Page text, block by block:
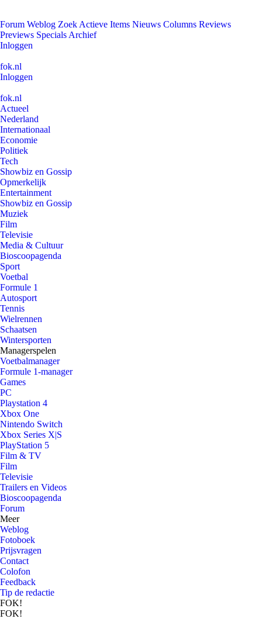
Forum Weblog Zoek Actieve Items Nieuws Columns Reviews
Previews Specials Archief
Inloggen
fok.nl
Inloggen
fok.nl
Actueel
Nederland
Internationaal
Economie
Politiek
Tech
Showbiz en Gossip
Opmerkelijk
Entertainment
Showbiz en Gossip
Muziek
Film
Televisie
Media & Cultuur
Bioscoopagenda
Sport
Voetbal
Formule 1
Autosport
Tennis
Wielrennen
Schaatsen
Wintersporten
Managerspelen
Voetbalmanager
Formule 1-manager
Games
PC
Playstation 4
Xbox One
Nintendo Switch
Xbox Series X|S
PlayStation 5
Film & TV
Film
Televisie
Trailers en Videos
Bioscoopagenda
Forum
Meer
Weblog
Fotoboek
Prijsvragen
Contact
Colofon
Feedback
Tip de redactie
FOK!
FOK!